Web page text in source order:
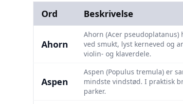
Ord
Beskrivelse
Ahorn
Ahorn (Acer
ved smukt, lyst kerne­ved og
violin- og klaverdele.
Aspen
Aspen (Populus tremula) er
mindste vindstød. I praktisk
parker.